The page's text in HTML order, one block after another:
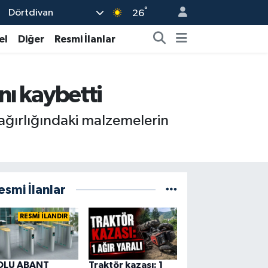
Dörtdivan 26°
Diğer Resmi İlanlar
kaybetti
malzemelerin
İlanlar
RESMİ İLANDIR
ABANT
Traktör kazası: 1